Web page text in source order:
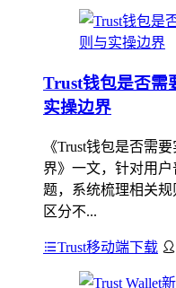
Trust钱包是否需
实操边界
《Trust钱包是否需
界》一文，针对用户
题，系统梳理相关
区分不...
Trust移动端下载